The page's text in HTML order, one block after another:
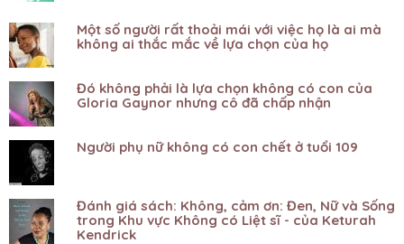
Một số người rất thoải mái với việc họ là ai mà
không ai thắc mắc về lựa chọn của họ
Đó không phải là lựa chọn không có con của
Gloria Gaynor nhưng cô đã chấp nhận
Người phụ nữ không có con chết ở tuổi 109
Đánh giá sách: Không, cảm ơn: Đen, Nữ và Sống
trong Khu vực Không có Liệt sĩ - của Keturah
Kendrick